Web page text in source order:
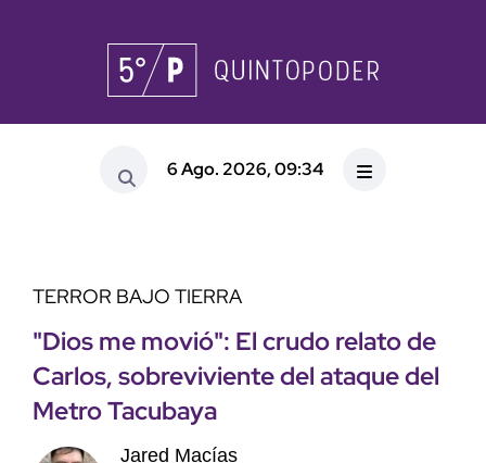
6 Ago. 2026, 09:34
TERROR BAJO TIERRA
"Dios me movió": El crudo relato de
Carlos, sobreviviente del ataque del
Metro Tacubaya
Jared Macías